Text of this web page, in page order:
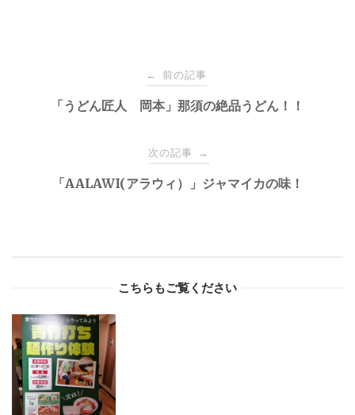
navigation
← 前の記事
「うどん匠人 岡本」那須の絶品うどん！！
次の記事 →
「AALAWI(アラウィ）」ジャマイカの味！
こちらもご覧ください